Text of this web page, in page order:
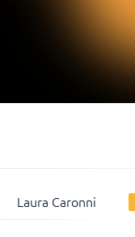
Laura Caronni